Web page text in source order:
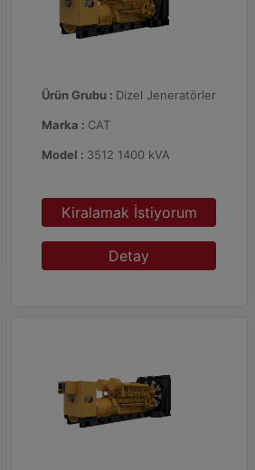
Ürün Grubu : Dizel Jeneratörler
Marka : CAT
Model : 3512 1400 kVA
Kiralamak İstiyorum
Detay